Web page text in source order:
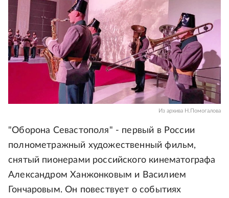
Из архива Н.Помогалова
"Оборона Севастополя" - первый в России
полнометражный художественный фильм,
снятый пионерами российского кинематографа
Александром Ханжонковым и Василием
Гончаровым. Он повествует о событиях